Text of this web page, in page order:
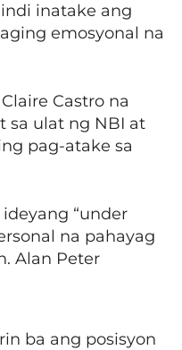
inatake ang
emosyonal na
Castro na
sa ulat ng NBI at
pag-atake sa
“under
na pahayag
Alan Peter
ba ang posisyon